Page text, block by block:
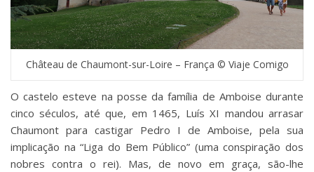
Château de Chaumont-sur-Loire – França © Viaje Comigo
O castelo esteve na posse da família de Amboise durante
cinco séculos, até que, em 1465, Luís XI mandou arrasar
Chaumont para castigar Pedro I de Amboise, pela sua
implicação na “Liga do Bem Público” (uma conspiração dos
nobres contra o rei). Mas, de novo em graça, são-lhe